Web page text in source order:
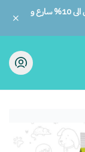
ويا متجر الطائر السابع توفير أكبر مع كاش باك يصل الى 10% سارع و